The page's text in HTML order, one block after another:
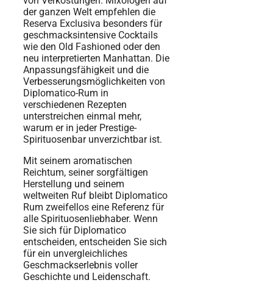
der ganzen Welt empfehlen die
Reserva Exclusiva besonders für
geschmacksintensive Cocktails
wie den Old Fashioned oder den
neu interpretierten Manhattan. Die
Anpassungsfähigkeit und die
Verbesserungsmöglichkeiten von
Diplomatico-Rum in
verschiedenen Rezepten
unterstreichen einmal mehr,
warum er in jeder Prestige-
Spirituosenbar unverzichtbar ist.
Mit seinem aromatischen
Reichtum, seiner sorgfältigen
Herstellung und seinem
weltweiten Ruf bleibt Diplomatico
Rum zweifellos eine Referenz für
alle Spirituosenliebhaber. Wenn
Sie sich für Diplomatico
entscheiden, entscheiden Sie sich
für ein unvergleichliches
Geschmackserlebnis voller
Geschichte und Leidenschaft.